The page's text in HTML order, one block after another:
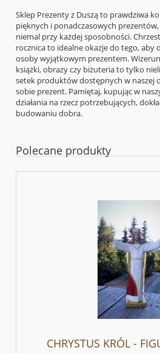
Sklep Prezenty z Duszą to prawdziwa
pięknych i ponadczasowych
niemal przy każdej sposobności.
rocznica to idealne okazje do tego, aby
osoby wyjątkowym prezentem.
książki, obrazy czy biżuteria to tylko
setek produktów dostępnych w naszej
sobie prezent. Pamiętaj, kupując w
działania na rzecz potrzebujących,
budowaniu dobra.
Polecane produkty
CHRYSTUS KRÓL -